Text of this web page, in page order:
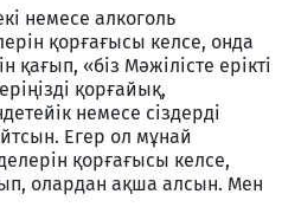
немесе алкоголь
қорғағысы келсе, онда
қағып, «біз Мәжілісте ерікті
қорғайық,
немесе сіздерді
Егер ол мұнай
қорғағысы келсе,
олардан ақша алсын. Мен